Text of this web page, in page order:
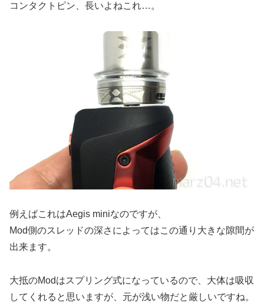
コンタクトピン、長いよねこれ…。
例えばこれはAegis miniなのですが、
Mod側のスレッドの深さによってはこの通り大きな隙間が
出来ます。
大抵のModはスプリング式になっているので、大体は吸収
してくれると思いますが、元が浅い物だと厳しいですね。